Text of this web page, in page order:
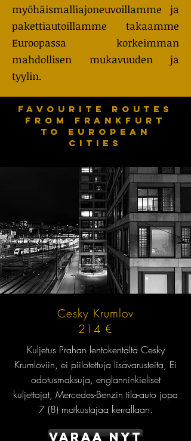
myöhäismalliajoneuvoillamme ja
pakettiautoillamme takaamme
Euroopassa korkeimman
mahdollisen mukavuuden ja
tyylin.
Favourite routes
from FRANKFURT
to European
cities
Cesky Krumlov
214 €
Kuljetus Prahan lentokentältä Cesky
Krumloviin, ei piilotettuja lisävarusteita, Ei
odotusmaksuja, englanninkieliset
kuljettajat, Mercedes-Benzin tila-auto jopa
7 (8) matkustajaa kerrallaan.
Varaa nyt